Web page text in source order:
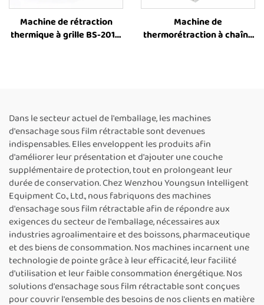
Machine de rétraction
thermique à grille BS-2015,
d’emballage sous film
plastique rétractable pour
bouteilles
Machine de
thermorétraction à chaîne
fabricants
Dans le secteur actuel de l'emballage, les machines
d'ensachage sous film rétractable sont devenues
indispensables. Elles enveloppent les produits afin
d'améliorer leur présentation et d'ajouter une couche
supplémentaire de protection, tout en prolongeant leur
durée de conservation. Chez Wenzhou Youngsun Intelligent
Equipment Co., Ltd., nous fabriquons des machines
d'ensachage sous film rétractable afin de répondre aux
exigences du secteur de l'emballage, nécessaires aux
industries agroalimentaire et des boissons, pharmaceutique
et des biens de consommation. Nos machines incarnent une
technologie de pointe grâce à leur efficacité, leur facilité
d'utilisation et leur faible consommation énergétique. Nos
solutions d'ensachage sous film rétractable sont conçues
pour couvrir l'ensemble des besoins de nos clients en matière